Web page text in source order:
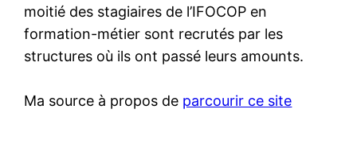
moitié des stagiaires de l’IFOCOP en
formation-métier sont recrutés par les
structures où ils ont passé leurs amounts.
Ma source à propos de parcourir ce site